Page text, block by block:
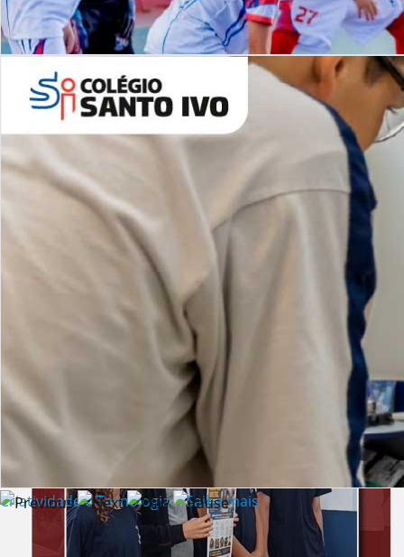
Desafios | Saiba mais
Criatividade e Tecnologia | Saiba mais